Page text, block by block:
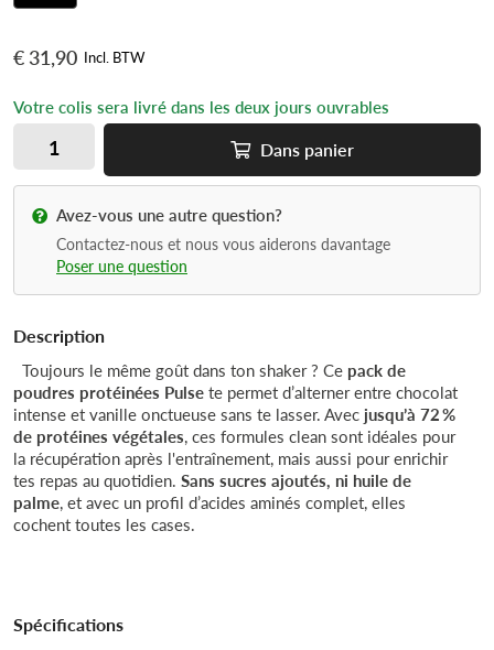
€ 31,90 Incl. BTW
Votre colis sera livré dans les deux jours ouvrables
Dans panier
Avez-vous une autre question?
Contactez-nous et nous vous aiderons davantage
Poser une question
Description
Toujours le même goût dans ton shaker ? Ce pack de
poudres protéinées Pulsete permet d’alterner entre chocolat
intense et vanille onctueuse sans te lasser. Avec jusqu’à 72 %
de protéines végétales, ces formules clean sont idéales pour
la récupération après l'entraînement, mais aussi pour enrichir
tes repas au quotidien. Sans sucres ajoutés, ni huile de
palme, et avec un profil d’acides aminés complet, elles
cochent toutes les cases.
Spécifications